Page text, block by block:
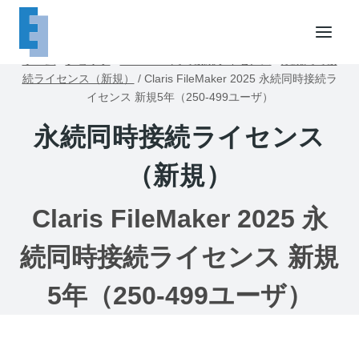
ホーム
続ライセンス（新規）
/ Claris FileMaker 2025 永続同時接続ラ
イセンス 新規5年（250-499ユーザ）
永続同時接続ライセンス
（新規）
Claris FileMaker 2025 永
続同時接続ライセンス 新規
5年（250-499ユーザ）